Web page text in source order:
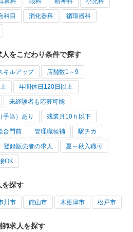
科目 消化器科 循環器科
をこだわり条件で探す
キルアップ 店舗数1～9
年間休日120日以上
未経験者も応募可能
手当）あり 残業月10ｈ以下
合門前 管理職候補 駅チカ
登録販売者の求人 夏～秋入職可
OK
を探す
川市 館山市 木更津市 松戸市
求人を探す